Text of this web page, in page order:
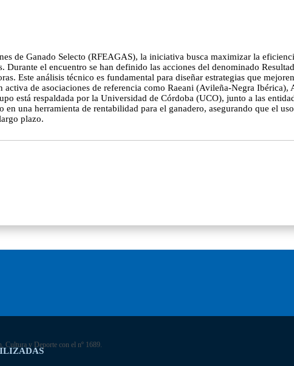
de Ganado Selecto (RFEAGAS), la iniciativa busca maximizar la
Durante el encuentro se han definido las acciones del denominado
Este análisis técnico es fundamental para diseñar estrategias que
de asociaciones de referencia como Raeani (Avileña-Negra
está respaldada por la Universidad de Córdoba (UCO), junto a las
una herramienta de rentabilidad para el ganadero, asegurando que el
plazo.
Cultura y Deporte con el nº 1689.